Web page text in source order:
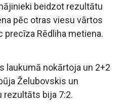
beidzot rezultātu
pēc otras viesu vārtos
precīza Rēdliha metiena.
laukumā nokārtoja un 2+2
Želubovskis un
rezultāts bija 7:2.